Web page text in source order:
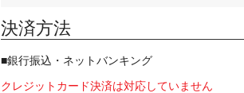
決済方法
■銀行振込・ネットバンキング
クレジットカード決済は対応していません